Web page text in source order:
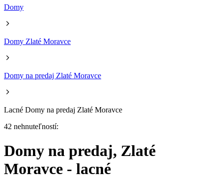
Domy
Domy Zlaté Moravce
Domy na predaj Zlaté Moravce
Lacné Domy na predaj Zlaté Moravce
42 nehnuteľností:
Domy na predaj, Zlaté
Moravce - lacné